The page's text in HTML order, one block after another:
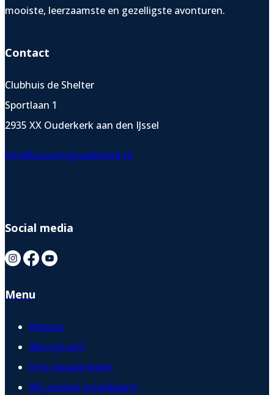
mooiste, leerzaamste en gezelligste avonturen.
Contact
Clubhuis de Shelter
Sportlaan 1
2935 XX Ouderkerk aan den IJssel
info@scoutingouderkerk.nl
Social media
Menu
Nieuws
Wie zijn wij?
Info nieuwe leden
Wij zoeken vrijwilligers!